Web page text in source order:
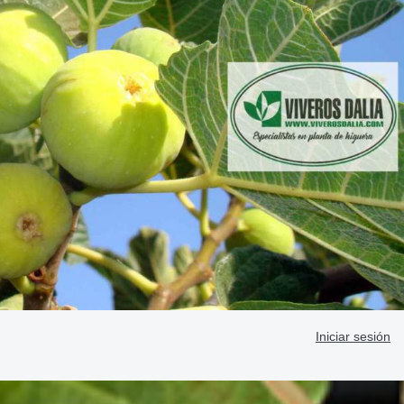
Iniciar sesión